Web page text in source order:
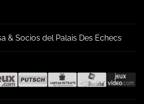
& Socios del Palais Des Echecs